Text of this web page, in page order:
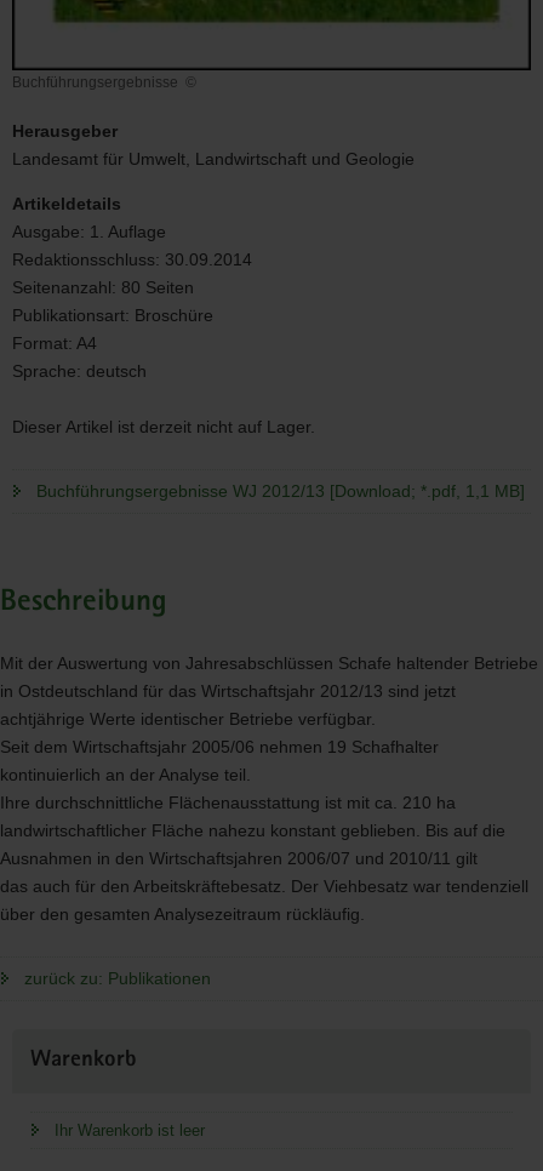
Buchführungsergebnisse ©
Herausgeber
Landesamt für Umwelt, Landwirtschaft und Geologie
Artikeldetails
Ausgabe: 1. Auflage
Redaktionsschluss: 30.09.2014
Seitenanzahl: 80 Seiten
Publikationsart: Broschüre
Format: A4
Sprache: deutsch
Dieser Artikel ist derzeit nicht auf Lager.
Buchführungsergebnisse WJ 2012/13 [Download; *.pdf, 1,1 MB]
Beschreibung
Mit der Auswertung von Jahresabschlüssen Schafe haltender Betriebe
in Ostdeutschland für das Wirtschaftsjahr 2012/13 sind jetzt
achtjährige Werte identischer Betriebe verfügbar.
Seit dem Wirtschaftsjahr 2005/06 nehmen 19 Schafhalter
kontinuierlich an der Analyse teil.
Ihre durchschnittliche Flächenausstattung ist mit ca. 210 ha
landwirtschaftlicher Fläche nahezu konstant geblieben. Bis auf die
Ausnahmen in den Wirtschaftsjahren 2006/07 und 2010/11 gilt
das auch für den Arbeitskräftebesatz. Der Viehbesatz war tendenziell
über den gesamten Analysezeitraum rückläufig.
zurück zu: Publikationen
Information
Warenkorb
Ihr Warenkorb ist leer